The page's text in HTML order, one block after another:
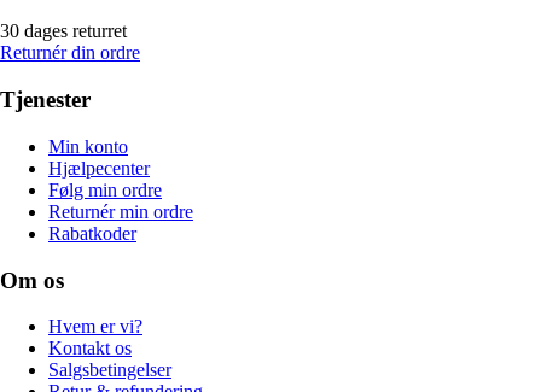
30 dages returret
Returnér din ordre
Tjenester
Min konto
Hjælpecenter
Følg min ordre
Returnér min ordre
Rabatkoder
Om os
Hvem er vi?
Kontakt os
Salgsbetingelser